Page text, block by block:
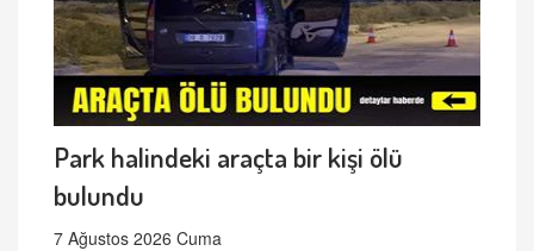
Park halindeki araçta bir kişi ölü
bulundu
7 Ağustos 2026 Cuma